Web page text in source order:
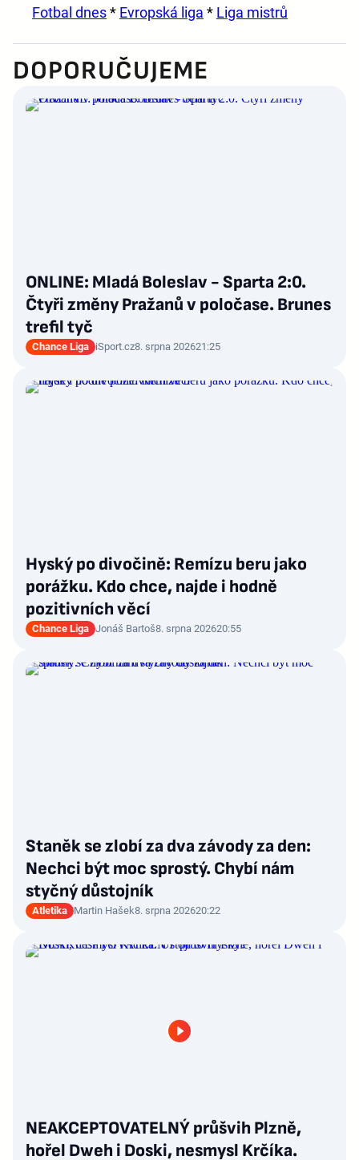
Fotbal dnes* Evropská liga * Liga mistrů
DOPORUČUJEME
ONLINE: Mladá Boleslav - Sparta 2:0.
Čtyři změny Pražanů v poločase. Brunes
trefil tyč
Chance Liga iSport.cz8. srpna 202621:25
Hyský po divočině: Remízu beru jako
porážku. Kdo chce, najde i hodně
pozitivních věcí
Chance Liga Jonáš Bartoš8. srpna 202620:55
Staněk se zlobí za dva závody za den:
Nechci být moc sprostý. Chybí nám
styčný důstojník
Atletika Martin Hašek8. srpna 202620:22
NEAKCEPTOVATELNÝ průšvih Plzně,
hořel Dweh i Doski, nesmysl Krčíka.